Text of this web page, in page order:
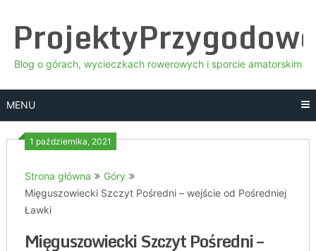
content
Blog o górach, wycieczkach rowerowych i sporcie amatorskim
MENU
1 października, 2021
Strona główna
Góry
Mięguszowiecki Szczyt Pośredni – wejście od Pośredniej
Ławki
Mięguszowiecki Szczyt Pośredni –